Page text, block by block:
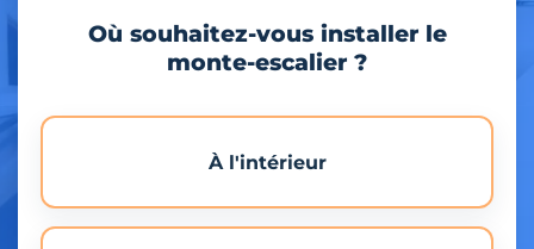
Où souhaitez-vous installer le
monte-escalier ?
À l'intérieur